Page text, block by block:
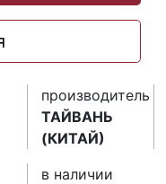
производитель
ТАЙВАНЬ
(КИТАЙ)
в наличии